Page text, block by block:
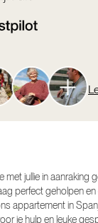
met jullie in aanraking
perfect geholpen
appartement in
je hulp en leuke